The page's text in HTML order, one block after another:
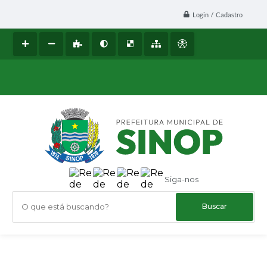
Login / Cadastro
Siga-nos
O que está buscando?